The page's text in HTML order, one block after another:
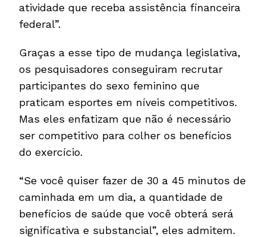
atividade que receba assistência financeira
federal”.
Graças a esse tipo de mudança legislativa,
os pesquisadores conseguiram recrutar
participantes do sexo feminino que
praticam esportes em níveis competitivos.
Mas eles enfatizam que não é necessário
ser competitivo para colher os benefícios
do exercício.
“Se você quiser fazer de 30 a 45 minutos de
caminhada em um dia, a quantidade de
benefícios de saúde que você obterá será
significativa e substancial”, eles admitem.